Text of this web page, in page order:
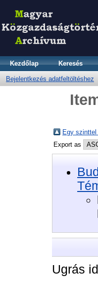
Kezdőlap Keresés
Bejelentkezés adatfeltöltéshez
Egy szinttel
Export as
Ugrás